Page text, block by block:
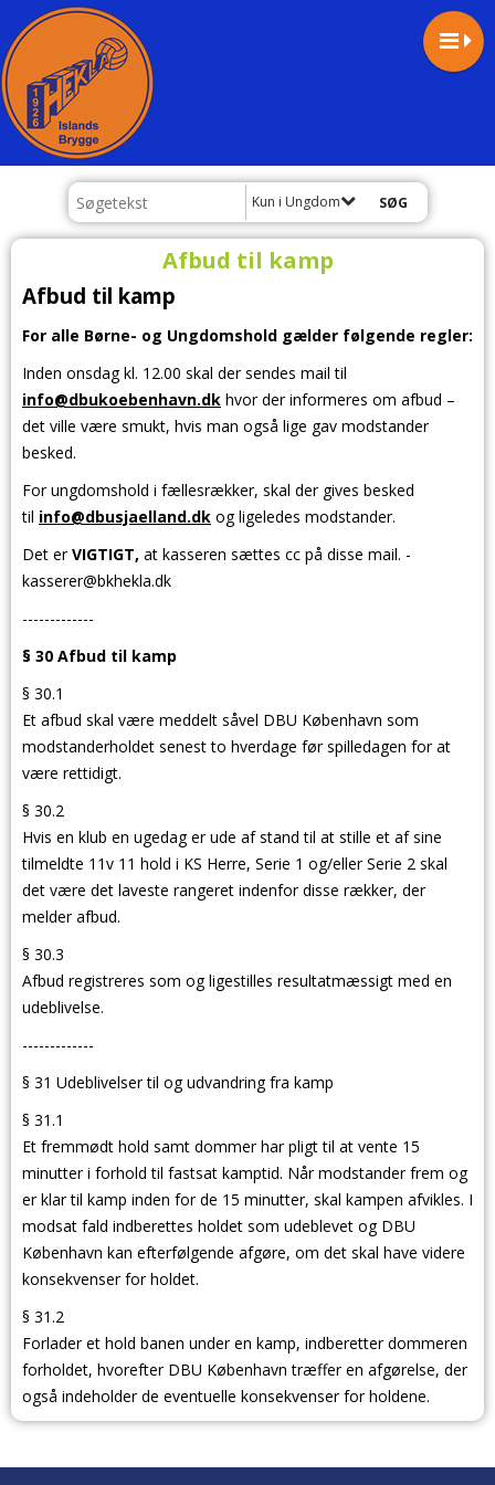
Kun i Ungdom
Afbud til kamp
Afbud til kamp
For alle Børne- og Ungdomshold gælder følgende regler:
Inden onsdag kl. 12.00 skal der sendes mail til
info@dbukoebenhavn.dk hvor der informeres om afbud –
det ville være smukt, hvis man også lige gav modstander
besked.
For ungdomshold i fællesrækker, skal der gives besked
til info@dbusjaelland.dk og ligeledes modstander.
Det erVIGTIGT, at kasseren sættes cc på disse mail. -
kasserer@bkhekla.dk
-------------
§ 30 Afbud til kamp
§ 30.1
Et afbud skal være meddelt såvel DBU København som
modstanderholdet senest to hverdage før spilledagen for at
være rettidigt.
§ 30.2
Hvis en klub en ugedag er ude af stand til at stille et af sine
tilmeldte 11v 11 hold i KS Herre, Serie 1 og/eller Serie 2 skal
det være det laveste rangeret indenfor disse rækker, der
melder afbud.
§ 30.3
Afbud registreres som og ligestilles resultatmæssigt med en
udeblivelse.
-------------
§ 31 Udeblivelser til og udvandring fra kamp
§ 31.1
Et fremmødt hold samt dommer har pligt til at vente 15
minutter i forhold til fastsat kamptid. Når modstander frem og
er klar til kamp inden for de 15 minutter, skal kampen afvikles. I
modsat fald indberettes holdet som udeblevet og DBU
København kan efterfølgende afgøre, om det skal have videre
konsekvenser for holdet.
§ 31.2
Forlader et hold banen under en kamp, indberetter dommeren
forholdet, hvorefter DBU København træffer en afgørelse, der
også indeholder de eventuelle konsekvenser for holdene.